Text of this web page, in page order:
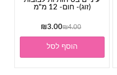
(זוג)- חום- 12 מ"מ
₪4.00
המחיר
המקורי
היה:
₪4.00.
₪3.00
המחיר
הנוכחי
₪3.00.
הוסף לסל